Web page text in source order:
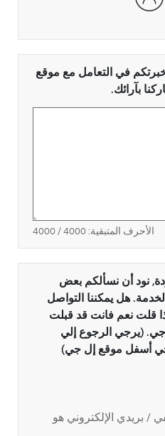
في التعامل مع موقع
بآرائك.
الأحرف المتبقية:4000
/ 4000
نود أن نسألكم بعض
هل يمكننا التواصل
قلت نعم فانت قد قبلت
(يرجي الرجوع إلي
أسفل موقع إل جي)
/ بريدي الإلكتروني هو